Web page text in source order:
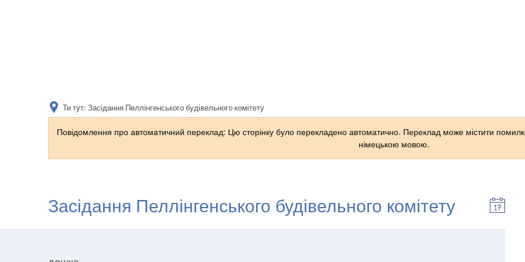
Ти тут: Засідання Пеллінгенського будівельного комітету
Повідомлення про автоматичний переклад: Цю сторінку було перекладено автоматично. Переклад може містити
німецькою мовою.
Засідання Пеллінгенського будівельного комітету